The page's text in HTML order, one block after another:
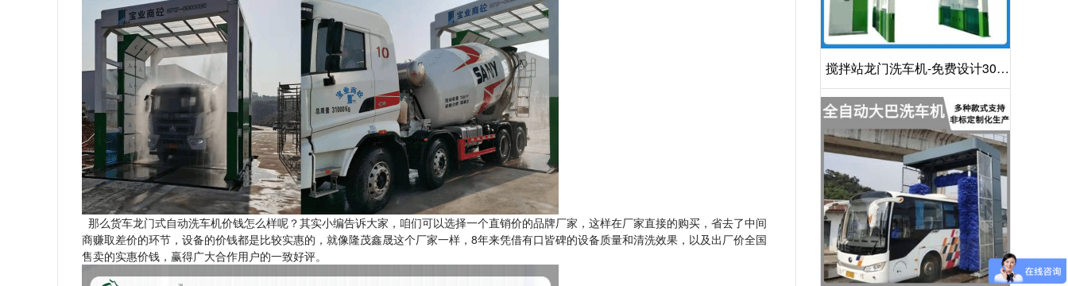
那么货车龙门式自动洗车机价钱怎么样呢？其实小编告诉大家，咱们可以选择一个直销价的品牌厂家，这样在厂家直接的购买，省去了中间
商赚取差价的环节，设备的价钱都是比较实惠的，就像隆茂鑫晟这个厂家一样，8年来凭借有口皆碑的设备质量和清洗效果，以及出厂价全国
售卖的实惠价钱，赢得广大合作用户的一致好评。
搅拌站龙门洗车机-免费设计30S
洁净方案[隆茂鑫晟]